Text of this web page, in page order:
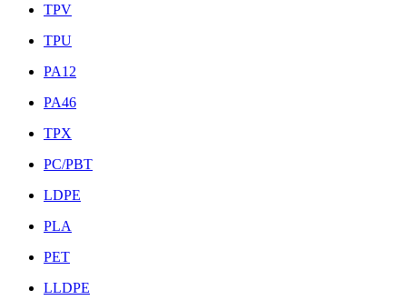
TPV
TPU
PA12
PA46
TPX
PC/PBT
LDPE
PLA
PET
LLDPE